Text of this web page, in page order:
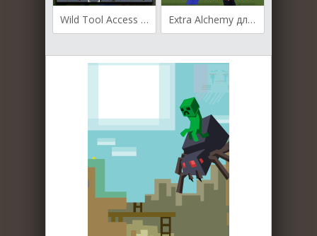
Wild Tool Access для Майнкрафт [1.19.3, 1.19.2, 1.19] Extra Alchemy для Майнкрафт [1.11.2, 1.12.1, 1.12.2]